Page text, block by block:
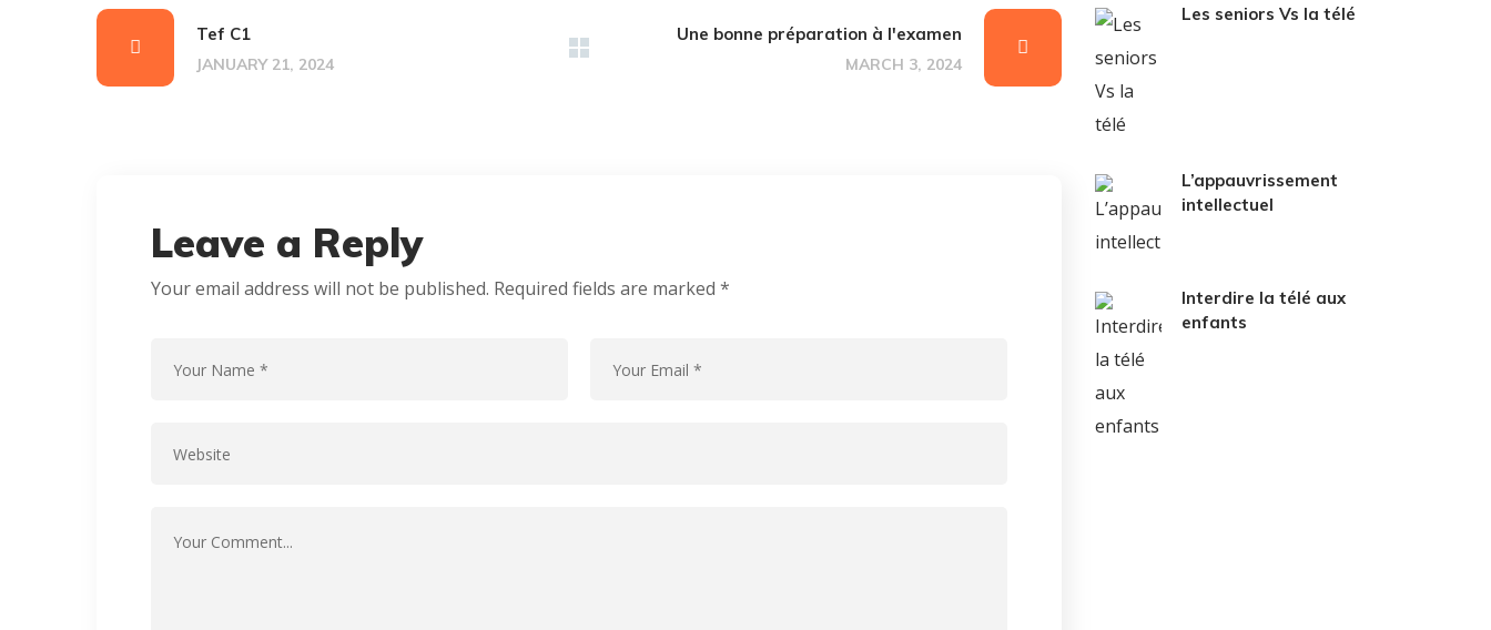
Tef C1
JANUARY 21, 2024
Une bonne préparation à l'examen
MARCH 3, 2024
Leave a Reply
Your email address will not be published. Required fields are marked *
Les seniors Vs la télé
L’appauvrissement
intellectuel
Interdire la télé aux
enfants